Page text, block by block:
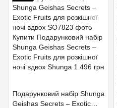
Подарунковий набір Shunga
Geishas Secrets – Exotic